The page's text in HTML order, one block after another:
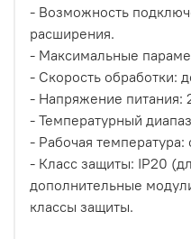
- Возможность
расширения.
- Максимальные
- Скорость обработки:
- Напряжение питания:
- Температурный
- Рабочая температура:
- Класс защиты: IP20
дополнительные
классы защиты.